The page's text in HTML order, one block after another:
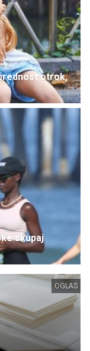
otrok,
skupaj
OGLAS